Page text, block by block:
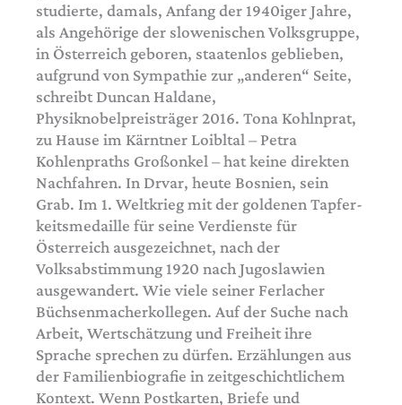
studierte, damals, Anfang der 1940iger Jahre,
als Angehörige der slowenischen Volksgruppe,
in Österreich geboren, staatenlos geblieben,
aufgrund von Sympathie zur „anderen“ Seite,
schreibt Duncan Haldane,
Physiknobelpreisträger 2016. Tona Kohlnprat,
zu Hause im Kärntner Loibltal – Petra
Kohlenpraths Großonkel – hat keine direkten
Nachfahren. In Drvar, heute Bosnien, sein
Grab. Im 1. Weltkrieg mit der goldenen Tapfer­
keitsmedaille für seine Verdienste für
Österreich ausgezeichnet, nach der
Volksabstimmung 1920 nach Jugoslawien
ausgewandert. Wie viele seiner Ferlacher
Büchsenmacherkollegen. Auf der Suche nach
Arbeit, Wertschätzung und Freiheit ihre
Sprache sprechen zu dürfen. Erzählungen aus
der Familienbiografie in zeitgeschichtlichem
Kontext. Wenn Postkarten, Briefe und